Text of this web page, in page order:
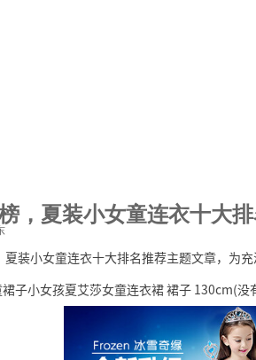
，夏装小女童连衣十大
装小女童连衣十大排名推荐主题文章，为
子小女孩夏艾莎女童连衣裙 裙子 130cm(没